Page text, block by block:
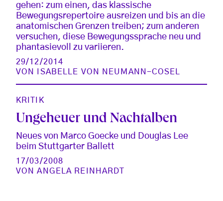
gehen: zum einen, das klassische
Bewegungsrepertoire ausreizen und bis an die
anatomischen Grenzen treiben; zum anderen
versuchen, diese Bewegungssprache neu und
phantasievoll zu variieren.
29/12/2014
VON
ISABELLE VON NEUMANN-COSEL
KRITIK
Ungeheuer und Nachtalben
Neues von Marco Goecke und Douglas Lee
beim Stuttgarter Ballett
17/03/2008
VONANGELA REINHARDT